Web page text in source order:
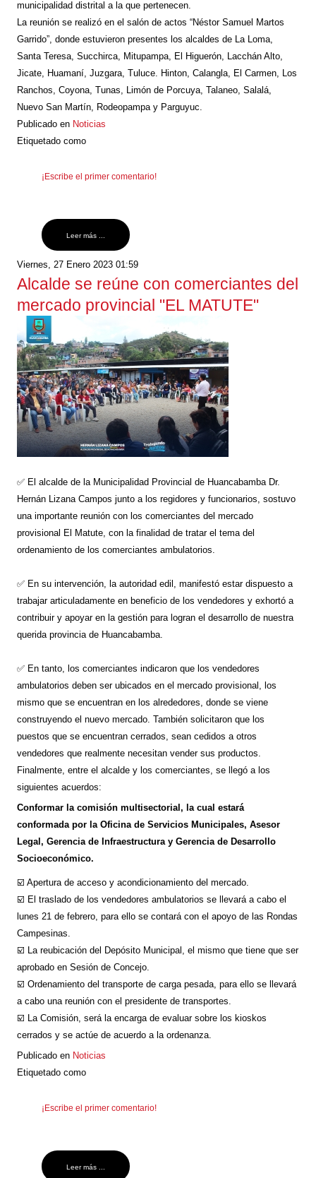
municipalidad distrital a la que pertenecen.
La reunión se realizó en el salón de actos “Néstor Samuel Martos
Garrido”, donde estuvieron presentes los alcaldes de La Loma,
Santa Teresa, Succhirca, Mitupampa, El Higuerón, Lacchán Alto,
Jicate, Huamaní, Juzgara, Tuluce. Hinton, Calangla, El Carmen, Los
Ranchos, Coyona, Tunas, Limón de Porcuya, Talaneo, Salalá,
Nuevo San Martín, Rodeopampa y Parguyuc.
Publicado en Noticias
Etiquetado como
¡Escribe el primer comentario!
Leer más ...
Viernes, 27 Enero 2023 01:59
Alcalde se reúne con comerciantes del
mercado provincial "EL MATUTE"
✅ El alcalde de la Municipalidad Provincial de Huancabamba Dr.
Hernán Lizana Campos junto a los regidores y funcionarios, sostuvo
una importante reunión con los comerciantes del mercado
provisional El Matute, con la finalidad de tratar el tema del
ordenamiento de los comerciantes ambulatorios.
✅ En su intervención, la autoridad edil, manifestó estar dispuesto a
trabajar articuladamente en beneficio de los vendedores y exhortó a
contribuir y apoyar en la gestión para logran el desarrollo de nuestra
querida provincia de Huancabamba.
✅ En tanto, los comerciantes indicaron que los vendedores
ambulatorios deben ser ubicados en el mercado provisional, los
mismo que se encuentran en los alrededores, donde se viene
construyendo el nuevo mercado. También solicitaron que los
puestos que se encuentran cerrados, sean cedidos a otros
vendedores que realmente necesitan vender sus productos.
Finalmente, entre el alcalde y los comerciantes, se llegó a los
siguientes acuerdos:
Conformar la comisión multisectorial, la cual estará
conformada por la Oficina de Servicios Municipales, Asesor
Legal, Gerencia de Infraestructura y Gerencia de Desarrollo
Socioeconómico.
☑️ Apertura de acceso y acondicionamiento del mercado.
☑️ El traslado de los vendedores ambulatorios se llevará a cabo el
lunes 21 de febrero, para ello se contará con el apoyo de las Rondas
Campesinas.
☑️ La reubicación del Depósito Municipal, el mismo que tiene que ser
aprobado en Sesión de Concejo.
☑️ Ordenamiento del transporte de carga pesada, para ello se llevará
a cabo una reunión con el presidente de transportes.
☑️ La Comisión, será la encarga de evaluar sobre los kioskos
cerrados y se actúe de acuerdo a la ordenanza.
Publicado en Noticias
Etiquetado como
¡Escribe el primer comentario!
Leer más ...